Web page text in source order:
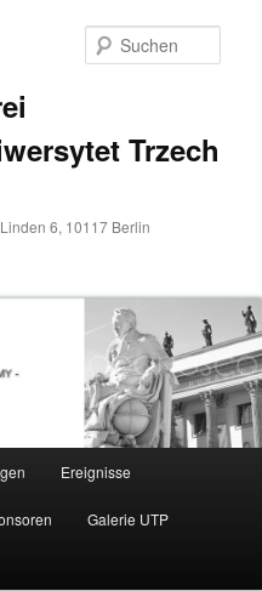
Trzech
6, 10117 Berlin
Ereignisse
Galerie UTP